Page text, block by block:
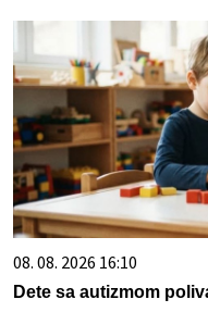
08. 08. 2026 16:10
Dete sa autizmom